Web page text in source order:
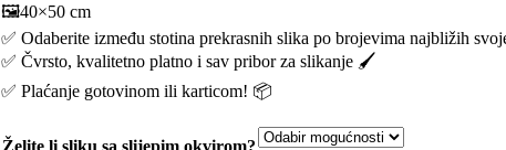
🖼️40×50 cm
✅ Odaberite između stotina prekrasnih slika po brojevima najbližih
✅ Čvrsto, kvalitetno platno i sav pribor za slikanje 🖌️
✅ Plaćanje gotovinom ili karticom! 📦
Želite li sliku sa slijepim okvirom?